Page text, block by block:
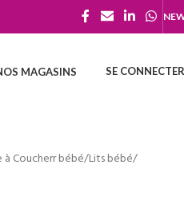
MAGASINS SE
à Coucherr bébé/Lits bébé/